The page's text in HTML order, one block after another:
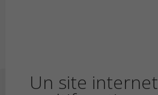
Un site internet